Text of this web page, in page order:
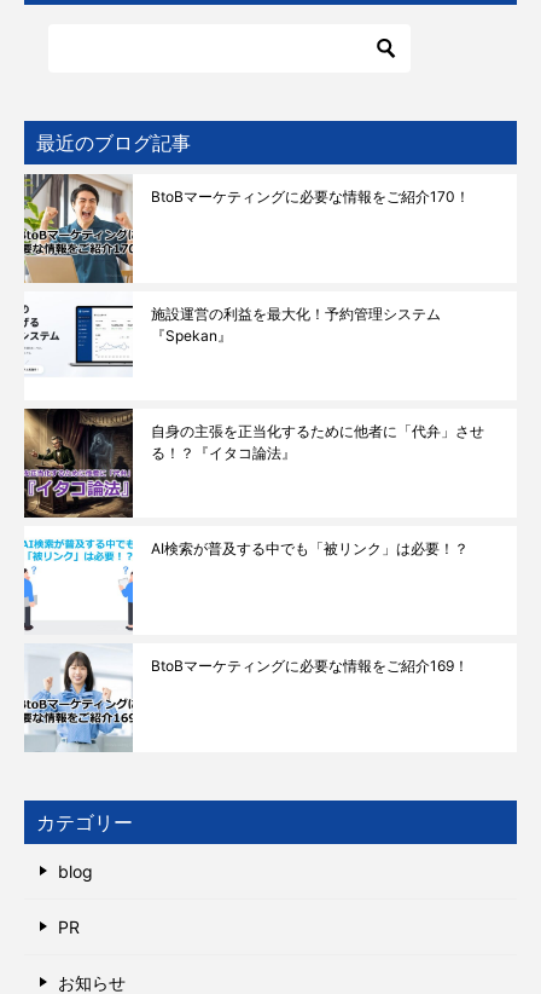
最近のブログ記事
BtoBマーケティングに必要な情報をご紹介170！
施設運営の利益を最大化！予約管理システム
『Spekan』
自身の主張を正当化するために他者に「代弁」させ
る！？『イタコ論法』
AI検索が普及する中でも「被リンク」は必要！？
BtoBマーケティングに必要な情報をご紹介169！
カテゴリー
blog
PR
お知らせ